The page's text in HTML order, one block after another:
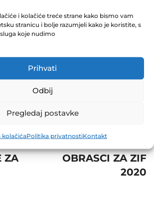
i kolačiće treće strane kako bismo vam
stranicu i bolje razumjeli kako je koristite, s
koje nudimo
Prihvati
Odbij
Pregledaj postavke
kolačićaPolitika privatnostiKontakt
ZA
OBRASCI ZA ZIF
2020